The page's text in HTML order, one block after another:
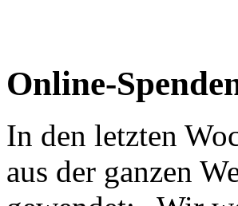
Online-
In den letzten
aus der ganzen